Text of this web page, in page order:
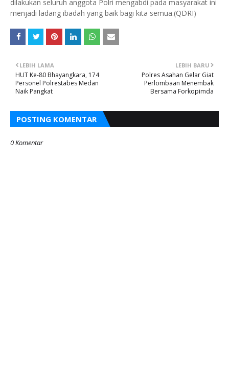
dilakukan seluruh anggota Polri mengabdi pada masyarakat ini
menjadi ladang ibadah yang baik bagi kita semua.(QDRI)
LEBIH BARU
Polres Asahan Gelar Giat
Perlombaan Menembak
Bersama Forkopimda
LEBIH LAMA
HUT Ke-80 Bhayangkara, 174
Personel Polrestabes Medan
Naik Pangkat
POSTING KOMENTAR
0 Komentar